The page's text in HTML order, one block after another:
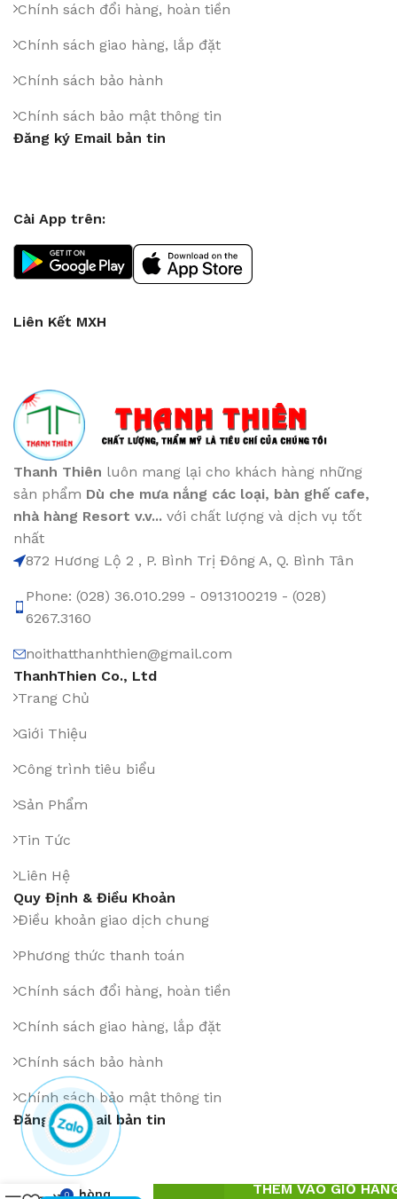
Chính sách đổi hàng, hoàn tiền
Chính sách giao hàng, lắp đặt
Chính sách bảo hành
Chính sách bảo mật thông tin
Đăng ký Email bản tin
Cài App trên:
Liên Kết MXH
Thanh Thiên luôn mang lại cho khách hàng những
sản phẩm Dù che mưa nắng các loại, bàn ghế cafe,
nhà hàng Resort v.v... với chất lượng và dịch vụ tốt
nhất
872 Hương Lộ 2 , P. Bình Trị Đông A, Q. Bình Tân
Phone: (028) 36.010.299 - 0913100219 - (028)
6267.3160
noithatthanhthien@gmail.com
ThanhThien Co., Ltd
Trang Chủ
Giới Thiệu
Công trình tiêu biểu
Sản Phẩm
Tin Tức
Liên Hệ
Quy Định & Điều Khoản
Điều khoản giao dịch chung
Phương thức thanh toán
Chính sách đổi hàng, hoàn tiền
Chính sách giao hàng, lắp đặt
Chính sách bảo hành
Chính sách bảo mật thông tin
Đăng ký Email bản tin
Ghế
phòng
THÊM VÀO GIỎ
0